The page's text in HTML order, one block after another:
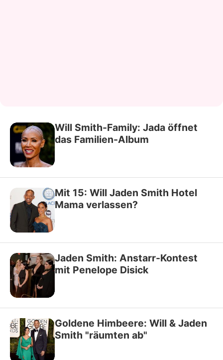
Will Smith-Family: Jada öffnet
das Familien-Album
Mit 15: Will Jaden Smith Hotel
Mama verlassen?
Jaden Smith: Anstarr-Kontest
mit Penelope Disick
Goldene Himbeere: Will & Jaden
Smith "räumten ab"